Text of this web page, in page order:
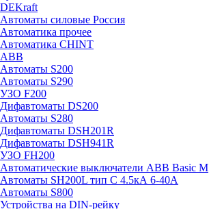
DEKraft
Автоматы силовые Россия
Автоматика прочее
Автоматика CHINT
ABB
Автоматы S200
Автоматы S290
УЗО F200
Дифавтоматы DS200
Автоматы S280
Дифавтоматы DSH201R
Дифавтоматы DSH941R
УЗО FH200
Автоматические выключатели ABB Basic M
Автоматы SH200L тип С 4.5кА 6-40А
Автоматы S800
Устройства на DIN-рейку